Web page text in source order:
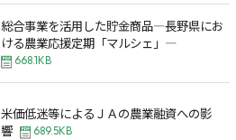
総合事業を活用した貯金商品―長野県にお
ける農業応援定期「マルシェ」―
668.1KB
米価低迷等によるＪＡの農業融資への影
響
689.5KB